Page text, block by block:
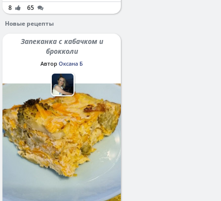
8
65
Новые рецепты
Запеканка с кабачком и
брокколи
Автор Оксана Б